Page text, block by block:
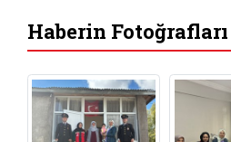
Haberin Fotoğrafları